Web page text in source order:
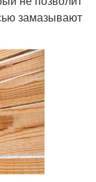
замазывают